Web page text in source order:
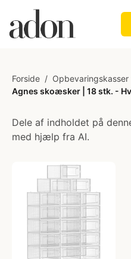
Forside / Opbevaringskasser
Agnes skoæsker | 18 stk. -
Dele af indholdet på
med hjælp fra AI.